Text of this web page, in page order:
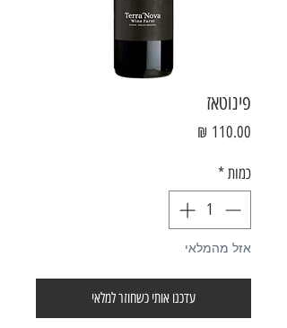
פינוטאז
כמות*
אזל מהמלאי
עדכנו אותי כשחוזר למלאי